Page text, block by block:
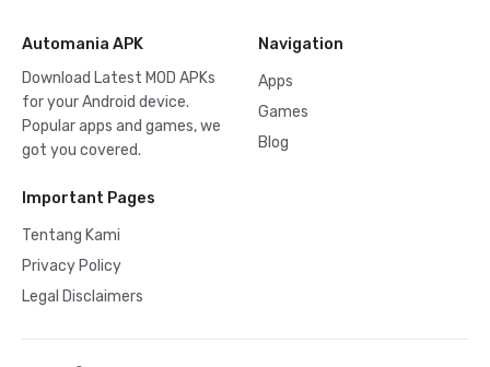
Automania APK
Download Latest MOD APKs
for your Android device.
Popular apps and games, we
got you covered.
Navigation
Apps
Games
Blog
Important Pages
Tentang Kami
Privacy Policy
Legal Disclaimers